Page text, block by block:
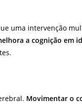
uma intervenção
a cognição em
Movimentar o